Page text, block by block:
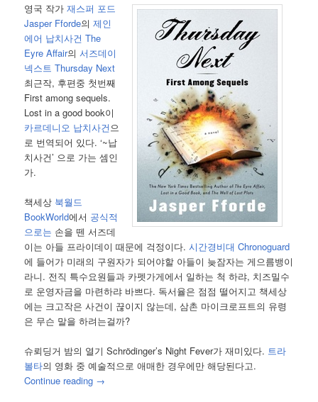
영국 작가재스퍼 포드
Jasper Fforde의제인
에어 납치사건 The
Eyre Affair의서즈데이
넥스트 Thursday Next
최근작, 후편중 첫번째
First among sequels.
Lost in a good book이
카르데니오 납치사건 으
로 번역되어 있다. ‘~납
치사건’ 으로 가는 셈인
가.
책세상 북월드
BookWorld에서 공식적
으로는 손을 뗀 서즈데
이는 아들 프라이데이 때문에 걱정이다.시간경비대 Chronoguard
에 들어가 미래의 구원자가 되어야할 아들이 늦잠자는 게으름뱅이
라니. 전직 특수요원들과 카펫가게에서 일하는 척 하랴, 치즈밀수
로 운영자금을 마련하랴 바쁘다. 독서율은 점점 떨어지고 책세상
에는 크고작은 사건이 끊이지 않는데, 삼촌 마이크로프트의 유령
은 무슨 말을 하려는걸까?
슈뢰딩거 밤의 열기 Schrödinger’s Night Fever가 재미있다. 트라
볼타의 영화 중 예술적으로 애매한 경우에만 해당된다고.
Continue reading →